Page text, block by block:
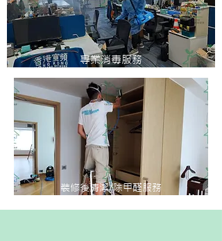
專業消毒服務
裝修後清潔/除甲醛服務